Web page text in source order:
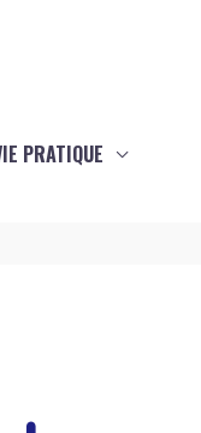
PRATIQUE